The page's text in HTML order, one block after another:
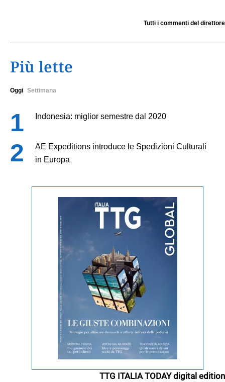
Tutti i commenti del direttore
Più lette
Oggi Settimana
Indonesia: miglior semestre dal 2020
AE Expeditions introduce le Spedizioni Culturali
in Europa
TTG ITALIA TODAY digital edition